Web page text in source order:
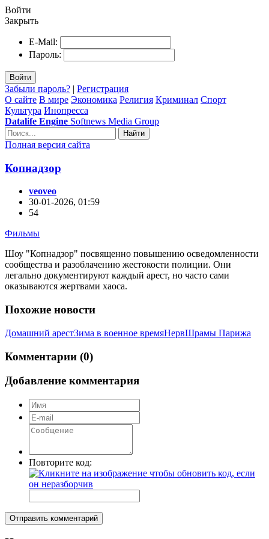
Войти
Закрыть
E-Mail:
Пароль:
Войти
Забыли пароль? | Регистрация
О сайте В мире Экономика Религия Криминал Спорт
Культура Инопресса
Datalife Engine Softnews Media Group
Найти
Полная версия сайта
Копнадзор
veoveo
30-01-2026, 01:59
54
Фильмы
Шоу "Копнадзор" посвященно повышению осведомленности
сообщества и разоблачению жестокости полиции. Они
легально документируют каждый арест, но часто сами
оказываются жертвами хаоса.
Похожие новости
Домашний арестЗима в военное времяНервШрамы Парижа
Комментарии (0)
Добавление комментария
Повторите код:
Отправить комментарий